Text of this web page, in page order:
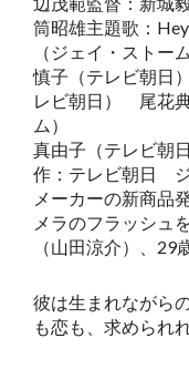
筒昭雄主題歌：
（ジェイ・ストー
慎子（テレビ朝日
レビ朝日） 尾花
ム） 森田美
真由子（テレビ朝
作：テレビ朝日
メーカーの新商品
メラのフラッシュ
（山田涼介）、29
彼は生まれながら
も恋も、求められ